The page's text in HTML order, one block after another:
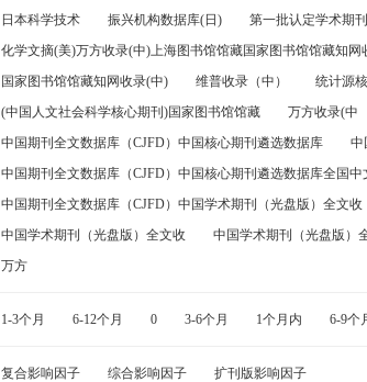
日本科学技术
振兴机构数据库(日) 第一批认定学术期
化学文摘(美)万方收录(中)上海图书馆馆藏国家图书馆馆藏知网
国家图书馆馆藏知网收录(中)
维普收录（中） 统计源
(中国人文社会科学核心期刊)国家图书馆馆藏
万方收录(中
中国期刊全文数据库（CJFD）中国核心期刊遴选数据库
中
中国期刊全文数据库（CJFD）中国核心期刊遴选数据库全国中
中国期刊全文数据库（CJFD）中国学术期刊（光盘版）全文收
中国学术期刊（光盘版）全文收
中国学术期刊（光盘版）
万方
1-3个月 6-12个月 0 3-6个月 1个月内 6-9个
复合影响因子 综合影响因子 扩刊版影响因子